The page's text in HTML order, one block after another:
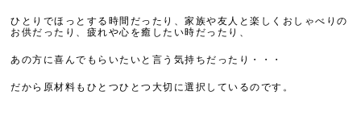
ひとりでほっとする時間だったり、家族や友人と楽しくおしゃべりの
お供だったり、疲れや心を癒したい時だったり、
あの方に喜んでもらいたいと言う気持ちだったり・・・
だから原材料もひとつひとつ大切に選択しているのです。